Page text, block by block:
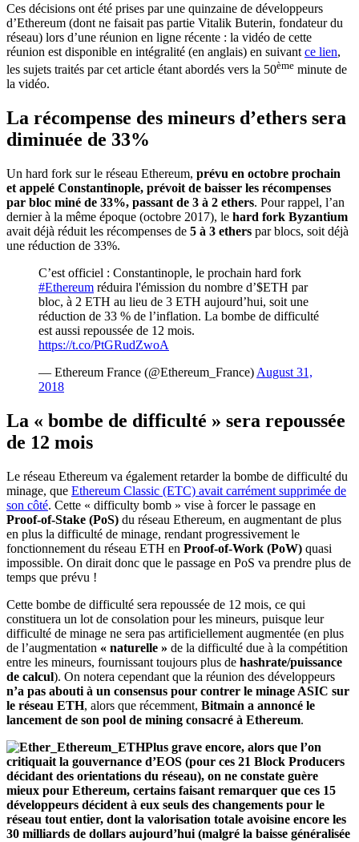
Ces décisions ont été prises par une quinzaine de développeurs
d’Ethereum (dont ne faisait pas partie Vitalik Buterin, fondateur du
réseau) lors d’une réunion en ligne récente : la vidéo de cette
réunion est disponible en intégralité (en anglais) en suivant ce lien,
les sujets traités par cet article étant abordés vers la 50ème minute de
la vidéo.
La récompense des mineurs d’ethers sera
diminuée de 33%
Un hard fork sur le réseau Ethereum, prévu en octobre prochain
et appelé Constantinople, prévoit de baisser les récompenses
par bloc miné de 33%, passant de 3 à 2 ethers. Pour rappel, l’an
dernier à la même époque (octobre 2017), le hard fork Byzantium
avait déjà réduit les récompenses de 5 à 3 ethers par blocs, soit déjà
une réduction de 33%.
C’est officiel : Constantinople, le prochain hard fork
#Ethereum réduira l'émission du nombre d’$ETH par
bloc, à 2 ETH au lieu de 3 ETH aujourd’hui, soit une
réduction de 33 % de l’inflation. La bombe de difficulté
est aussi repoussée de 12 mois.
https://t.co/PtGRudZwoA
— Ethereum France (@Ethereum_France) August 31,
2018
La « bombe de difficulté » sera repoussée
de 12 mois
Le réseau Ethereum va également retarder la bombe de difficulté du
minage, que Ethereum Classic (ETC) avait carrément supprimée de
son côté. Cette « difficulty bomb » vise à forcer le passage en
Proof-of-Stake (PoS) du réseau Ethereum, en augmentant de plus
en plus la difficulté de minage, rendant progressivement le
fonctionnement du réseau ETH en Proof-of-Work (PoW) quasi
impossible. On dirait donc que le passage en PoS va prendre plus de
temps que prévu !
Cette bombe de difficulté sera repoussée de 12 mois, ce qui
constituera un lot de consolation pour les mineurs, puisque leur
difficulté de minage ne sera pas artificiellement augmentée (en plus
de l’augmentation « naturelle » de la difficulté due à la compétition
entre les mineurs, fournissant toujours plus de hashrate/puissance
de calcul). On notera cependant que la réunion des développeurs
n’a pas abouti à un consensus pour contrer le minage ASIC sur
le réseau ETH, alors que récemment, Bitmain a annoncé le
lancement de son pool de mining consacré à Ethereum.
Plus grave encore, alors que l’on
critiquait la gouvernance d’EOS (pour ces 21 Block Producers
décidant des orientations du réseau), on ne constate guère
mieux pour Ethereum, certains faisant remarquer que ces 15
développeurs décident à eux seuls des changements pour le
réseau tout entier, dont la valorisation totale avoisine encore les
30 milliards de dollars aujourd’hui (malgré la baisse généralisée